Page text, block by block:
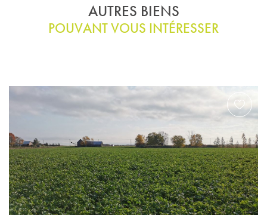
AUTRES BIENS
POUVANT VOUS INTÉRESSER